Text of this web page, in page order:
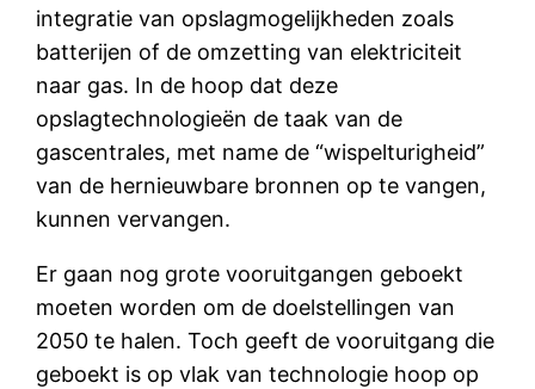
integratie van opslagmogelijkheden zoals
batterijen of de omzetting van elektriciteit
naar gas. In de hoop dat deze
opslagtechnologieën de taak van de
gascentrales, met name de “wispelturigheid”
van de hernieuwbare bronnen op te vangen,
kunnen vervangen.
Er gaan nog grote vooruitgangen geboekt
moeten worden om de doelstellingen van
2050 te halen. Toch geeft de vooruitgang die
geboekt is op vlak van technologie hoop op